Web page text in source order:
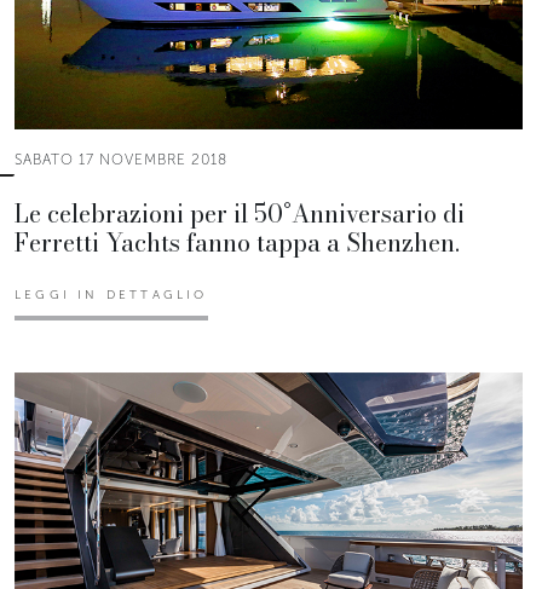
SABATO 17 NOVEMBRE 2018
Le celebrazioni per il 50°Anniversario di
Ferretti Yachts fanno tappa a Shenzhen.
LEGGI IN DETTAGLIO